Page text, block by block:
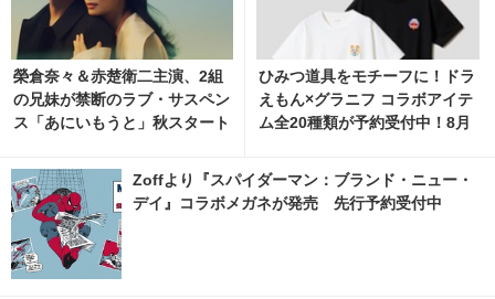
榮倉奈々＆赤楚衛二主演、2組
の兄妹が禁断のラブ・サスペン
ス「あにいもうと」秋スタート
ひみつ道具をモチーフに！ドラ
えもん×グラニフ コラボアイテ
ム全20種類が予約受付中！8月
画像 | cinemacafe.net
Zoffより『スパイダーマン：ブランド・ニュー・
デイ』コラボメガネが発売 先行予約受付中